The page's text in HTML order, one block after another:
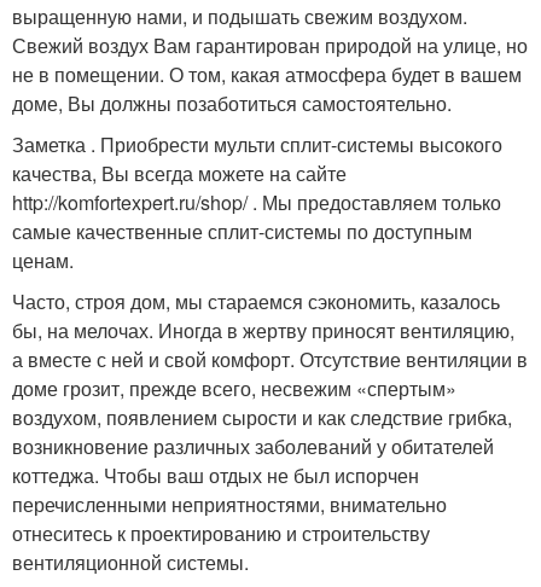
выращенную нами, и подышать свежим воздухом.
Свежий воздух Вам гарантирован природой на улице, но
не в помещении. О том, какая атмосфера будет в вашем
доме, Вы должны позаботиться самостоятельно.
Заметка . Приобрести мульти сплит-системы высокого
качества, Вы всегда можете на сайте
http://komfortexpert.ru/shop/ . Мы предоставляем только
самые качественные сплит-системы по доступным
ценам.
Часто, строя дом, мы стараемся сэкономить, казалось
бы, на мелочах. Иногда в жертву приносят вентиляцию,
а вместе с ней и свой комфорт. Отсутствие вентиляции в
доме грозит, прежде всего, несвежим «спертым»
воздухом, появлением сырости и как следствие грибка,
возникновение различных заболеваний у обитателей
коттеджа. Чтобы ваш отдых не был испорчен
перечисленными неприятностями, внимательно
отнеситесь к проектированию и строительству
вентиляционной системы.